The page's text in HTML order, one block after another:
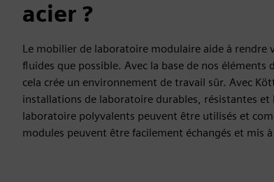
acier ?
Le mobilier de laboratoire modulaire aide à rendre
fluides que possible. Avec la base de nos éléments
cela crée un environnement de travail sûr. Avec
installations de laboratoire durables, résistantes et
laboratoire polyvalents peuvent être utilisés et
modules peuvent être facilement échangés et mis